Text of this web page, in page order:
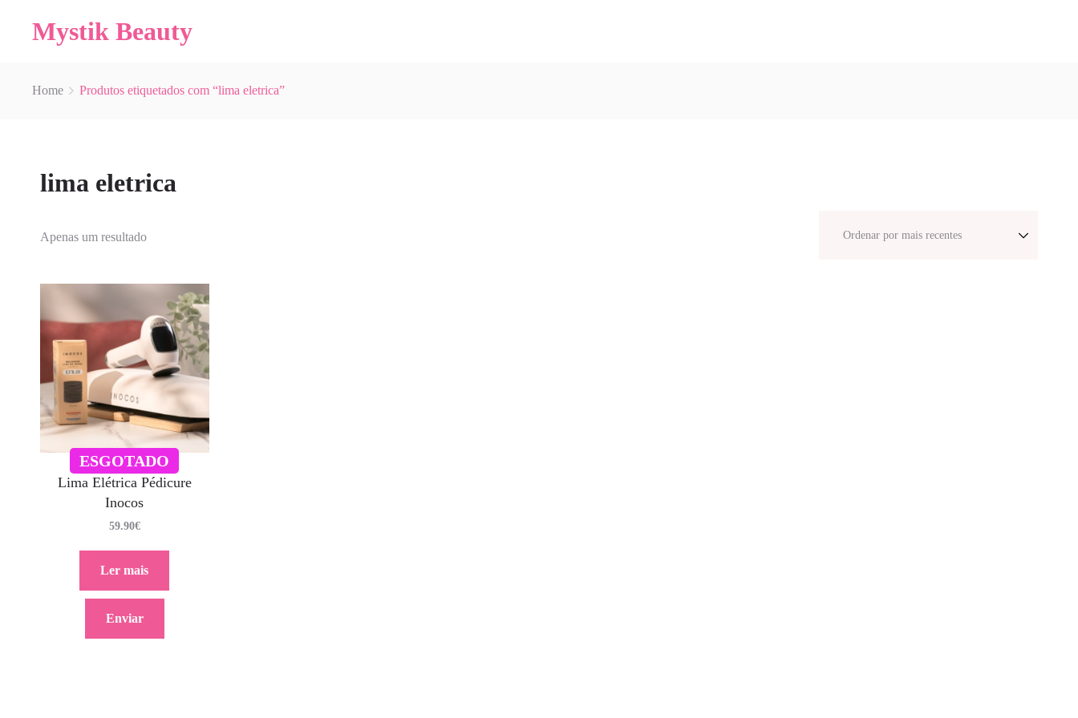
Mystik Beauty
Home Produtos etiquetados com “lima eletrica”
lima eletrica
Apenas um resultado
ESGOTADO
Lima Elétrica Pédicure
Inocos
59.90€
Ler mais
Enviar